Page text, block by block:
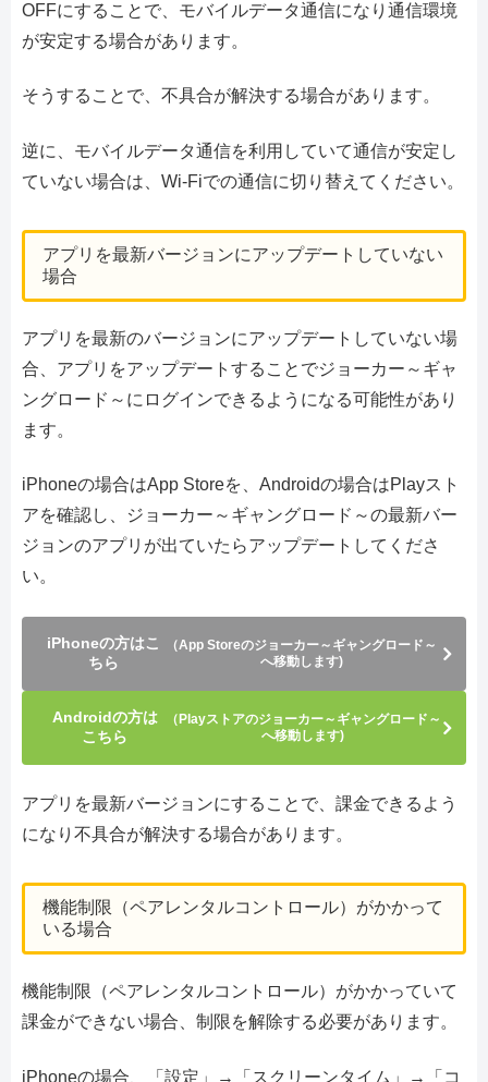
OFFにすることで、モバイルデータ通信になり通信環境
が安定する場合があります。
そうすることで、不具合が解決する場合があります。
逆に、モバイルデータ通信を利用していて通信が安定し
ていない場合は、Wi-Fiでの通信に切り替えてください。
アプリを最新バージョンにアップデートしていない
場合
アプリを最新のバージョンにアップデートしていない場
合、アプリをアップデートすることでジョーカー～ギャ
ングロード～にログインできるようになる可能性があり
ます。
iPhoneの場合はApp Storeを、Androidの場合はPlayスト
アを確認し、ジョーカー～ギャングロード～の最新バー
ジョンのアプリが出ていたらアップデートしてくださ
い。
iPhoneの方はこ
ちら
（App Storeのジョーカー～ギャングロード～
へ移動します)
Androidの方は
こちら
（Playストアのジョーカー～ギャングロード～
へ移動します)
アプリを最新バージョンにすることで、課金できるよう
になり不具合が解決する場合があります。
機能制限（ペアレンタルコントロール）がかかって
いる場合
機能制限（ペアレンタルコントロール）がかかっていて
課金ができない場合、制限を解除する必要があります。
iPhoneの場合、「設定」→「スクリーンタイム」→「コ